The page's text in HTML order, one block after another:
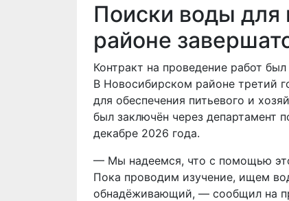
Поиски воды
районе
Контракт на проведение работ
В Новосибирском районе третий
для обеспечения питьевого и
был заключён через департамент
декабре 2026 года.
— Мы надеемся, что с помощью
Пока проводим изучение, ищем
обнадёживающий, — сообщил на